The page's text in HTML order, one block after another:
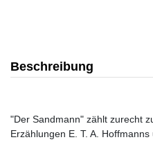
Beschreibung
"Der Sandmann" zählt zurecht
Erzählungen E. T. A.